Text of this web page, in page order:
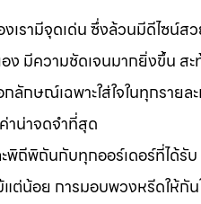
งเรามีจุดเด่น ซึ่งล้วนมีดีไซ
ง มีความชัดเจนมากยิ่งขึ้น
กลักษณ์เฉพาะใส่ใจในทุกราย
าน่าจดจำที่สุด
ละพิถีพิถันกับทุกออร์เดอร์ที่ไ
ต่น้อย การมอบพวงหรีดให้กั